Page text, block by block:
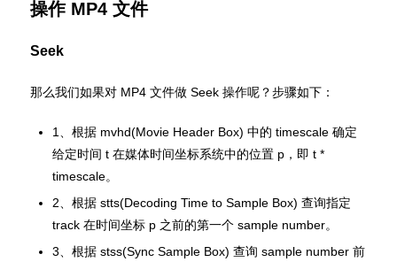
操作 MP4 文件
Seek
那么我们如果对 MP4 文件做 Seek 操作呢？步骤如下：
1、根据 mvhd(Movie Header Box) 中的 timescale 确定
给定时间 t 在媒体时间坐标系统中的位置 p，即 t *
timescale。
2、根据 stts(Decoding Time to Sample Box) 查询指定
track 在时间坐标 p 之前的第一个 sample number。
3、根据 stss(Sync Sample Box) 查询 sample number 前